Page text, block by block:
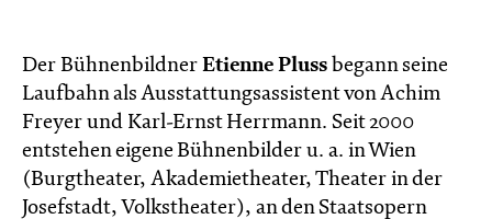
Der Bühnenbildner Etienne Pluss begann seine
Laufbahn als Ausstattungsassistent von Achim
Freyer und Karl-Ernst Herrmann. Seit 2000
entstehen eigene Bühnenbilder u. a. in Wien
(Burgtheater, Akademietheater, Theater in der
Josefstadt, Volkstheater), an den Staatsopern